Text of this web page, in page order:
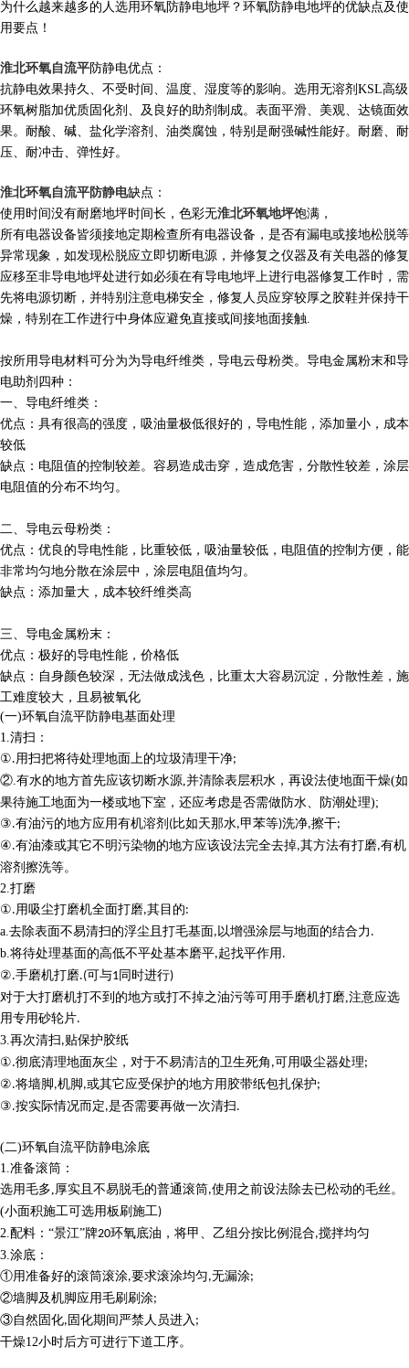
为什么越来越多的人选用环氧防静电地坪 ？ 环氧防静电地坪的优缺点及使
用要点 ！
淮北环氧自流平防静电优点 ：
抗静电效果持久、不受时间、温度、湿度等的影响。选用无溶剂 KSL高级
环氧树脂加优质固化剂、及良好的助剂制成。表面平滑、美观、达镜面效
果。耐酸、碱、盐化学溶剂、油类腐蚀，特别是耐强碱性能好。耐磨、耐
压、耐冲击、弹性好。
淮北环氧自流平防静电缺点 ：
使用时间没有耐磨地坪时间长，色彩无淮北环氧地坪饱满，
所有电器设备皆须接地定期检查所有电器设备，是否有漏电或接地松脱等
异常现象，如发现松脱应立即切断电源，并修复之仪器及有关电器的修复
应移至非导电地坪处进行如必须在有导电地坪上进行电器修复工作时，需
先将电源切断，并特别注意电梯安全，修复人员应穿较厚之胶鞋并保持干
燥，特别在工作进行中身体应避免直接或间接地面接触.
按所用导电材料可分为为导电纤维类，导电云母粉类。导电金属粉末和导
电助剂四种：
一、 导电纤维类：
优点：具有很高的强度，吸油量极低很好的，导电性能，添加量小，成本
较低
缺点：电阻值的控制较差。容易造成击穿，造成危害，分散性较差，涂层
电阻值的分布不均匀。
二、 导电云母粉类：
优点：优良的导电性能，比重较低，吸油量较低，电阻值的控制方便，能
非常均匀地分散在涂层中，涂层电阻值均匀。
缺点：添加量大，成本较纤维类高
三、 导电金属粉末：
优点：极好的导电性能，价格低
缺点：自身颜色较深，无法做成浅色，比重太大容易沉淀，分散性差，施
工难度较大，且易被氧化
(一)环氧自流平防静电基面处理
1.清扫：
①.用扫把将待处理地面上的垃圾清理干净;
②.有水的地方首先应该切断水源,并清除表层积水 ， 再设法使地面干燥(如
果待施工地面为一楼或地下室，还应考虑是否需做防水、防潮处理);
③.有油污的地方应用有机溶剂 (比如天那水,甲苯等)洗净,擦干;
④.有油漆或其它不明污染物的地方应该设法完全去掉,其方法有打磨,有机
溶剂擦洗等。
2.打磨
①.用吸尘打磨机全面打磨,其目的:
a.去除表面不易清扫的浮尘且打毛基面,以增强涂层与地面的结合力 .
b.将待处理基面的高低不平处基本磨平,起找平作用 .
②.手磨机打磨.(可与1 同时进行)
对于大打磨机打不到的地方或打不掉之油污等可用手磨机打磨,注意应选
用专用砂轮片.
3.再次清扫 ,贴保护胶纸
①.彻底清理地面灰尘，对于不易清洁的卫生死角 ,可用吸尘器处理;
②.将墙脚,机脚,或其它应受保护的地方用胶带纸包扎保护;
③.按实际情况而定,是否需要再做一次清扫 .
(二)环氧自流平防静电涂底
1.准备滚筒：
选用毛多,厚实且不易脱毛的普通滚筒,使用之前设法除去已松动的毛丝。
(小面积施工可选用板刷施工)
2.配料：“景江”牌20环氧底油，将甲、乙组分按比例混合,搅拌均匀
3.涂底：
①用准备好的滚筒滚涂,要求滚涂均匀,无漏涂;
②墙脚及机脚应用毛刷刷涂;
③自然固化, 固化期间严禁人员进入 ;
干燥12小时后方可进行下道工序。